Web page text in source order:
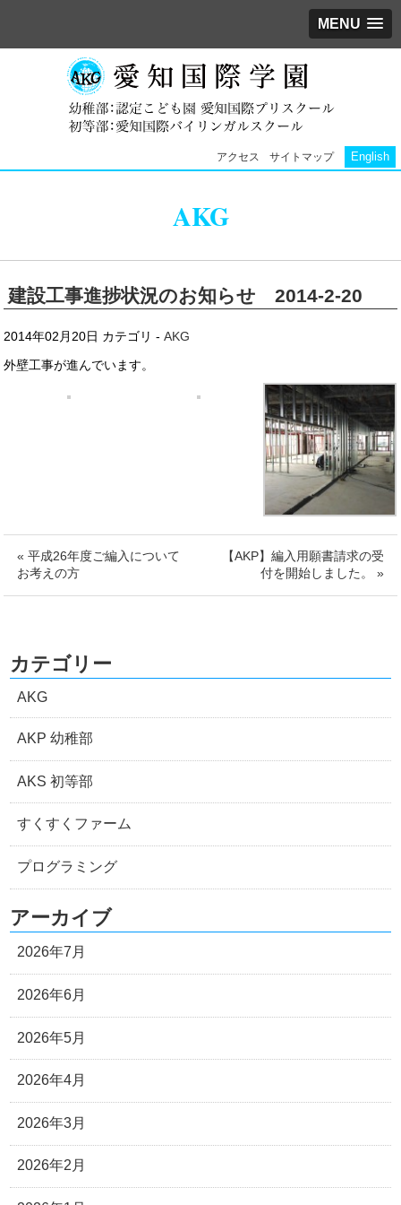
MENU
アクセス サイトマップ English
AKG
建設工事進捗状況のお知らせ 2014-2-20
2014年02月20日 カテゴリ -AKG
外壁工事が進んでいます。
« 平成26年度ご編入について
お考えの方
【AKP】編入用願書請求の受
付を開始しました。 »
カテゴリー
AKG
AKP 幼稚部
AKS 初等部
すくすくファーム
プログラミング
アーカイブ
2026年7月
2026年6月
2026年5月
2026年4月
2026年3月
2026年2月